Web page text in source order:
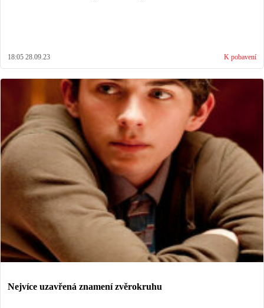
18:05 28.09.23 K pobavení
Nejvíce uzavřená znamení zvěrokruhu